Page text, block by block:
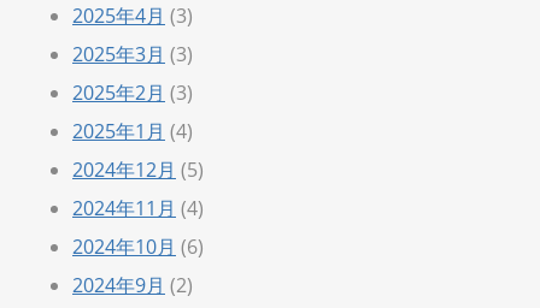
2025年4月 (3)
2025年3月 (3)
2025年2月 (3)
2025年1月 (4)
2024年12月 (5)
2024年11月 (4)
2024年10月 (6)
2024年9月 (2)